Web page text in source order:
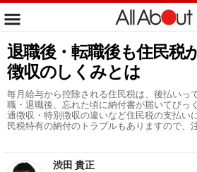
退職後・転職後も住民税
徴収のしくみとは
毎月給与から控除される住民税は、後払いっ
職・退職後、忘れた頃に納付書が届いてびっ
通徴収・特別徴収の違いなど住民税の支払い
民税特有の納付のトラブルもありますので、
渋田 貴正